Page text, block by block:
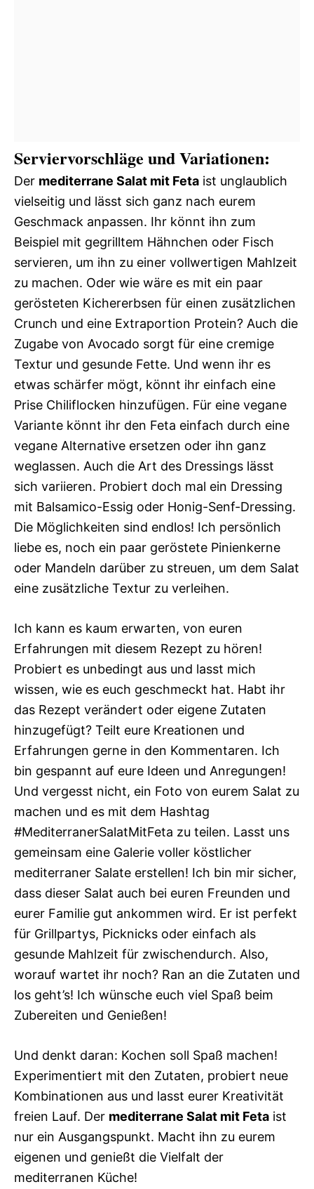
Serviervorschläge und Variationen:
Der mediterrane Salat mit Feta ist unglaublich
vielseitig und lässt sich ganz nach eurem
Geschmack anpassen. Ihr könnt ihn zum
Beispiel mit gegrilltem Hähnchen oder Fisch
servieren, um ihn zu einer vollwertigen Mahlzeit
zu machen. Oder wie wäre es mit ein paar
gerösteten Kichererbsen für einen zusätzlichen
Crunch und eine Extraportion Protein? Auch die
Zugabe von Avocado sorgt für eine cremige
Textur und gesunde Fette. Und wenn ihr es
etwas schärfer mögt, könnt ihr einfach eine
Prise Chiliflocken hinzufügen. Für eine vegane
Variante könnt ihr den Feta einfach durch eine
vegane Alternative ersetzen oder ihn ganz
weglassen. Auch die Art des Dressings lässt
sich variieren. Probiert doch mal ein Dressing
mit Balsamico-Essig oder Honig-Senf-Dressing.
Die Möglichkeiten sind endlos! Ich persönlich
liebe es, noch ein paar geröstete Pinienkerne
oder Mandeln darüber zu streuen, um dem Salat
eine zusätzliche Textur zu verleihen.
Ich kann es kaum erwarten, von euren
Erfahrungen mit diesem Rezept zu hören!
Probiert es unbedingt aus und lasst mich
wissen, wie es euch geschmeckt hat. Habt ihr
das Rezept verändert oder eigene Zutaten
hinzugefügt? Teilt eure Kreationen und
Erfahrungen gerne in den Kommentaren. Ich
bin gespannt auf eure Ideen und Anregungen!
Und vergesst nicht, ein Foto von eurem Salat zu
machen und es mit dem Hashtag
#MediterranerSalatMitFeta zu teilen. Lasst uns
gemeinsam eine Galerie voller köstlicher
mediterraner Salate erstellen! Ich bin mir sicher,
dass dieser Salat auch bei euren Freunden und
eurer Familie gut ankommen wird. Er ist perfekt
für Grillpartys, Picknicks oder einfach als
gesunde Mahlzeit für zwischendurch. Also,
worauf wartet ihr noch? Ran an die Zutaten und
los geht’s! Ich wünsche euch viel Spaß beim
Zubereiten und Genießen!
Und denkt daran: Kochen soll Spaß machen!
Experimentiert mit den Zutaten, probiert neue
Kombinationen aus und lasst eurer Kreativität
freien Lauf. Der mediterrane Salat mit Feta ist
nur ein Ausgangspunkt. Macht ihn zu eurem
eigenen und genießt die Vielfalt der
mediterranen Küche!